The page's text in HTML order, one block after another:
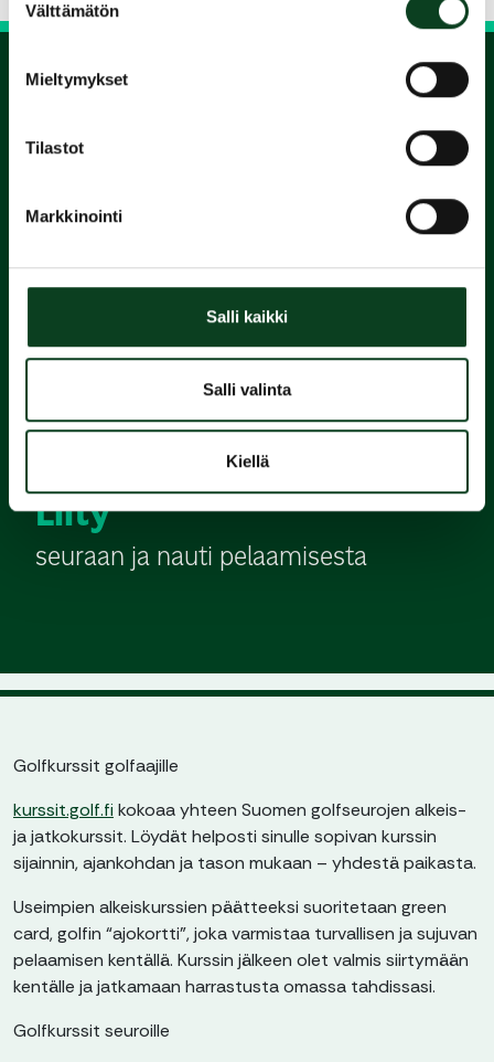
valinta
Välttämätön
Mieltymykset
Tilastot
Markkinointi
Salli kaikki
Salli valinta
Kiellä
alkeiskurssi
2.
Suorita
Liity
seuraan ja nauti pelaamisesta
Golfkurssit golfaajille
kurssit.golf.fi kokoaa yhteen Suomen golfseurojen alkeis-
ja jatkokurssit. Löydät helposti sinulle sopivan kurssin
sijainnin, ajankohdan ja tason mukaan – yhdestä paikasta.
Useimpien alkeiskurssien päätteeksi suoritetaan green
card, golfin “ajokortti”, joka varmistaa turvallisen ja sujuvan
pelaamisen kentällä. Kurssin jälkeen olet valmis siirtymään
kentälle ja jatkamaan harrastusta omassa tahdissasi.
Golfkurssit seuroille